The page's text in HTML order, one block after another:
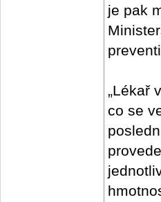
je pak
„Lékař
co se